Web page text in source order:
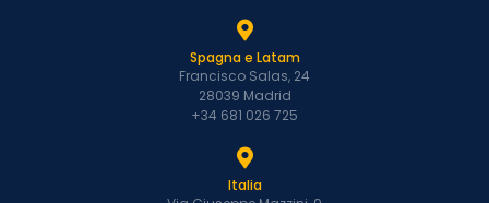
Spagna e Latam
Francisco Salas, 24
28039 Madrid
+34 681 026 725
Italia